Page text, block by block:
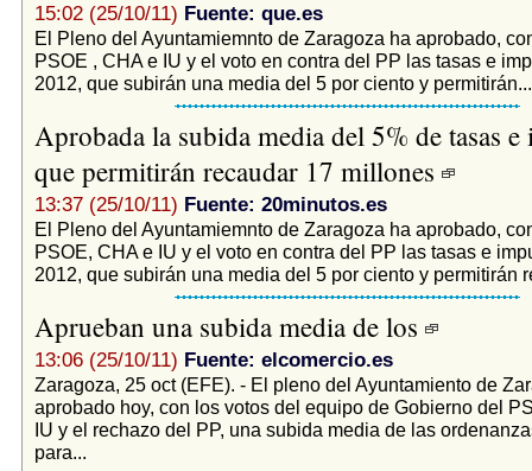
15:02 (25/10/11) Fuente: que.es
El Pleno del Ayuntamiemnto de Zaragoza ha aprobado,
PSOE , CHA e IU y el voto en contra del PP las tasas e
2012, que subirán una media del 5 por ciento y permitirán...
Aprobada la subida media del 5% de tasas e
que permitirán recaudar 17 millones
13:37 (25/10/11) Fuente: 20minutos.es
El Pleno del Ayuntamiemnto de Zaragoza ha aprobado,
PSOE, CHA e IU y el voto en contra del PP las tasas e
2012, que subirán una media del 5 por ciento y permitirán
Aprueban una subida media de los
13:06 (25/10/11) Fuente: elcomercio.es
Zaragoza, 25 oct (EFE). - El pleno del Ayuntamiento de
aprobado hoy, con los votos del equipo de Gobierno del
IU y el rechazo del PP, una subida media de las
para...